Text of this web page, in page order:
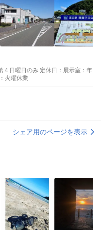
４日曜日のみ 定休日：展示室：年
火曜休業
シェア用のページを表示